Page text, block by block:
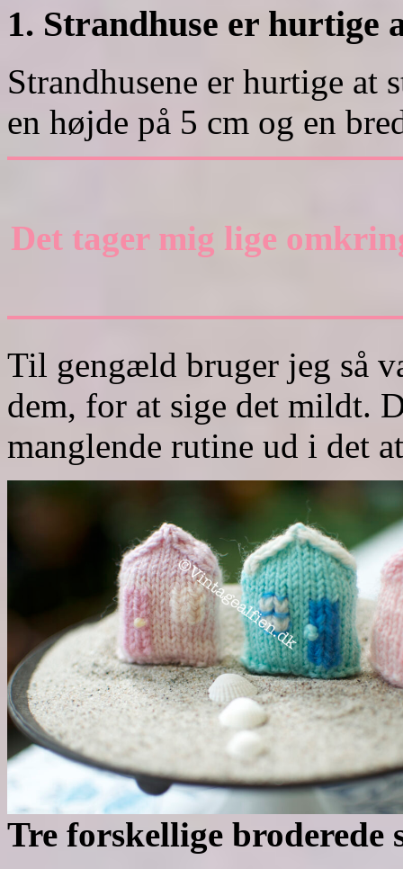
1. Strandhuse er hurtige
Strandhusene er hurtige at
en højde på 5 cm og en
Det tager mig lige
Til gengæld bruger jeg så
dem, for at sige det mildt.
manglende rutine ud i det
Tre forskellige